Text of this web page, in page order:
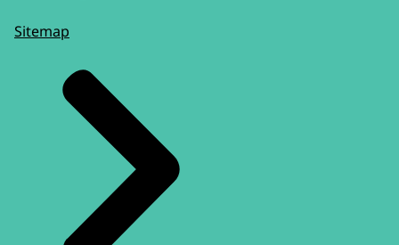
Sitemap